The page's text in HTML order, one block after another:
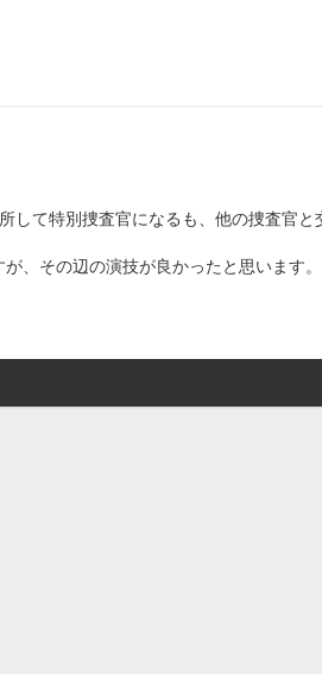
して特別捜査官になるも、他の捜査官と
、その辺の演技が良かったと思います。